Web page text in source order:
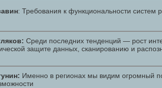
: Требования к функциональности систем
Среди последних тенденций — рост
защите данных, сканированию и
Именно в регионах мы видим огромный